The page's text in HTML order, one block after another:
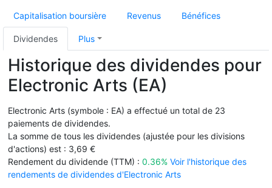
Capitalisation boursière Revenus Bénéfices
Dividendes Plus
Historique des dividendes pour
Electronic Arts (EA)
Electronic Arts (symbole : EA) a effectué un total de 23
paiements de dividendes.
La somme de tous les dividendes (ajustée pour les divisions
d'actions) est : 3,69 €
Rendement du dividende (TTM) : 0.36% Voir l'historique des
rendements de dividendes d'Electronic Arts